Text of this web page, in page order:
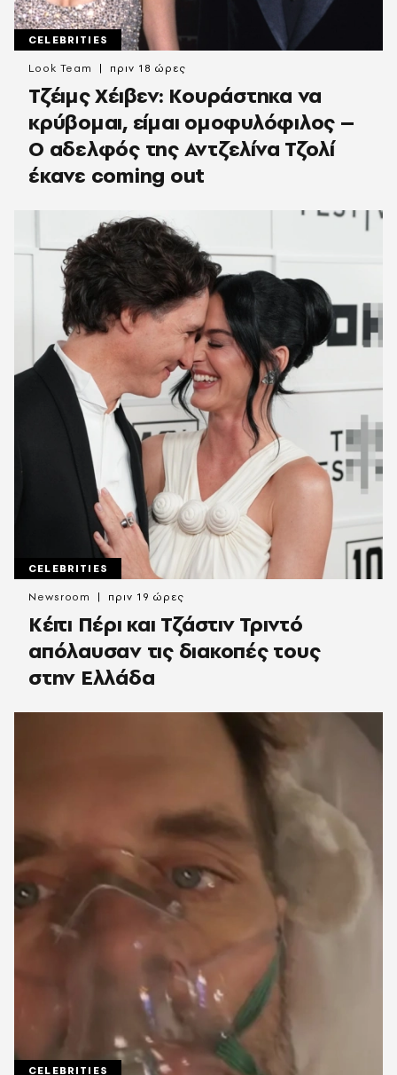
CELEBRITIES
Τζέιμς Χέιβεν: Κουράστηκα να
κρύβομαι, είμαι ομοφυλόφιλος –
Ο αδελφός της Αντζελίνα Τζολί
έκανε coming out
Look Team πριν 18 ώρες
CELEBRITIES
Κέιτι Πέρι και Τζάστιν Τριντό
απόλαυσαν τις διακοπές τους
στην Ελλάδα
Newsroom πριν 19 ώρες
CELEBRITIES